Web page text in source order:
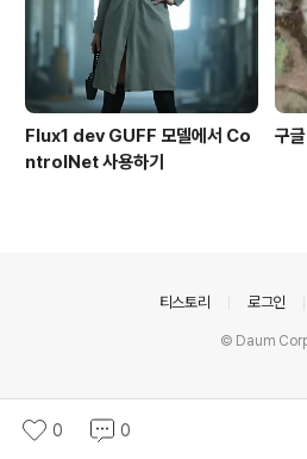
Flux1 dev GUFF 모델에서 Co
ntrolNet 사용하기
구
0 0
티스토리 로그인
© Daum